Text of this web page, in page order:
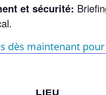
et sécurité:
dès maintenant
LIEU